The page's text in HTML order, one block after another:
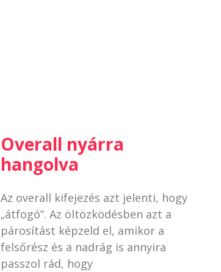
Overall nyárra
hangolva
Az overall kifejezés azt jelenti, hogy
„átfogó”. Az öltözködésben azt a
párosítást képzeld el, amikor a
felsőrész és a nadrág is annyira
passzol rád, hogy